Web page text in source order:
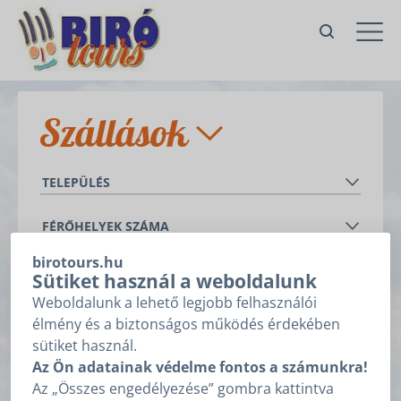
birotours.hu
Sütiket használ a weboldalunk
Weboldalunk a lehető legjobb felhasználói
élmény és a biztonságos működés érdekében
sütiket használ.
Az Ön adatainak védelme fontos a számunkra!
Az „Összes engedélyezése” gombra kattintva
Szállások
Balatonederics
Cserszegtomaj
Gyenesdiás
Hévíz
Keszthely
Vonyarcvashegy
TELEPÜLÉS
Balatongyörök
Cserszegtomaj
Gyenesdiás
Hévíz
Keszthely
Vonyarcvashegy
FÉRŐHELYEK SZÁMA
-
SZÁLLÁSTÍPUS
Apartman
Nyaraló
HÁLÓSZOBÁK SZÁMA
-
FELSZERELTSÉG
balatoni panoráma